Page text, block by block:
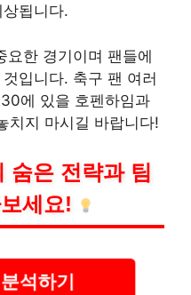
됩니다.
요한 경기이며 팬들에
입니다. 축구 팬 여러
에 있을 호펜하임과
치지 마시길 바랍니다!
숨은 전략과 팀
세요!
석하기